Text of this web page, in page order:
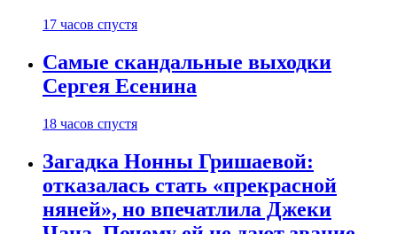
17 часов спустя
Самые скандальные выходки
Сергея Есенина
18 часов спустя
Загадка Нонны Гришаевой:
отказалась стать «прекрасной
няней», но впечатлила Джеки